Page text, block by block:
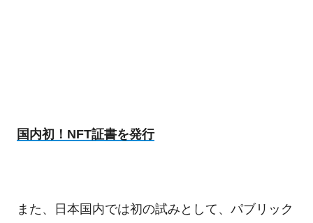
国内初！NFT証書を発行
また、日本国内では初の試みとして、パブリック